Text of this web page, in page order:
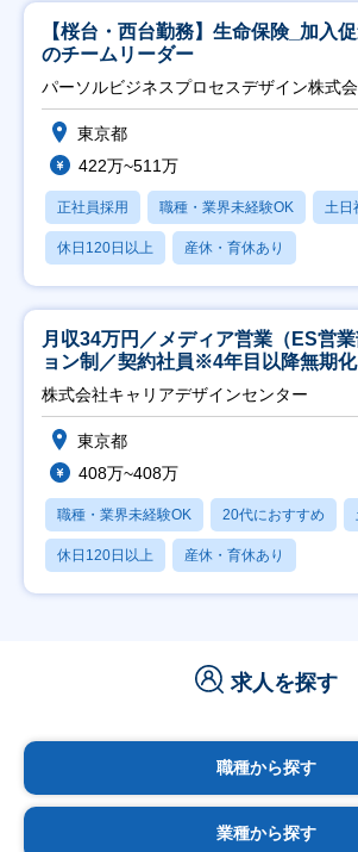
【桜台・西台勤務】生命保険_加入
のチームリーダー
パーソルビジネスプロセスデザイン株式
東京都
422万~511万
正社員採用 職種・業界未経験OK 土日
休日120日以上 産休・育休あり
月収34万円／メディア営業（ES営
ョン制／契約社員※4年目以降無期化
株式会社キャリアデザインセンター
東京都
408万~408万
職種・業界未経験OK 20代におすすめ
休日120日以上 産休・育休あり
求人を探す
職種から探す
業種から探す